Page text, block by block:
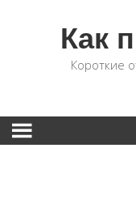
Как
Короткие